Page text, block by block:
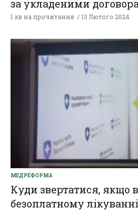
за укладеними
1 хв на прочитання 13 Лютого 2024
МЕДРЕФОРМА
Куди звертатися, якщо
безоплатному лікуванні